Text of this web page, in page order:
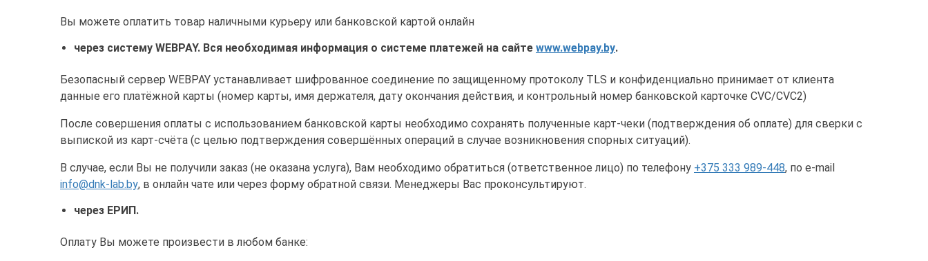
Вы можете оплатить товар наличными курьеру или банковской картой онлайн
через систему WEBPAY. Вся необходимая информация о системе платежей на сайте www.webpay.by.
Безопасный сервер WEBPAY устанавливает шифрованное соединение по защищенному протоколу TLS и конфиденциально принимает от клиента
данные его платёжной карты (номер карты, имя держателя, дату окончания действия, и контрольный номер банковской карточке CVC/CVC2)
После совершения оплаты с использованием банковской карты необходимо сохранять полученные карт-чеки (подтверждения об оплате) для сверки с
выпиской из карт-счёта (с целью подтверждения совершённых операций в случае возникновения спорных ситуаций).
В случае, если Вы не получили заказ (не оказана услуга), Вам необходимо обратиться (ответственное лицо) по телефону +375 333 989-448, по e-mail
info@dnk-lab.by, в онлайн чате или через форму обратной связи. Менеджеры Вас проконсультируют.
через ЕРИП.
Оплату Вы можете произвести в любом банке: